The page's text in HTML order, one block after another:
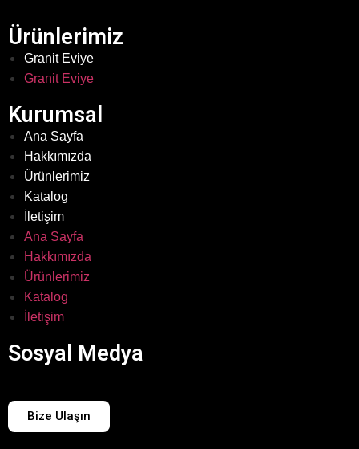
Ürünlerimiz
Granit Eviye
Granit Eviye
Kurumsal
Ana Sayfa
Hakkımızda
Ürünlerimiz
Katalog
İletişim
Ana Sayfa
Hakkımızda
Ürünlerimiz
Katalog
İletişim
Sosyal Medya
Bize Ulaşın